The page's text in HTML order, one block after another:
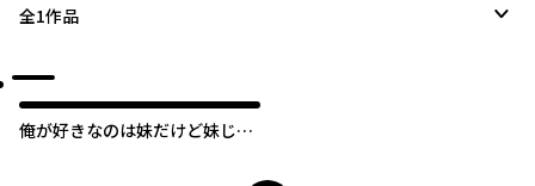
全1作品
俺が好きなのは妹だけど妹じゃ